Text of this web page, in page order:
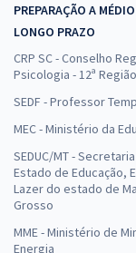
PREPARAÇÃO A
LONGO PRAZO
CRP SC - Conselho
Psicologia - 12ª Região
SEDF - Professor
MEC - Ministério da
SEDUC/MT -
Estado de Educação,
Lazer do estado de
Grosso
MME - Ministério de
Energia